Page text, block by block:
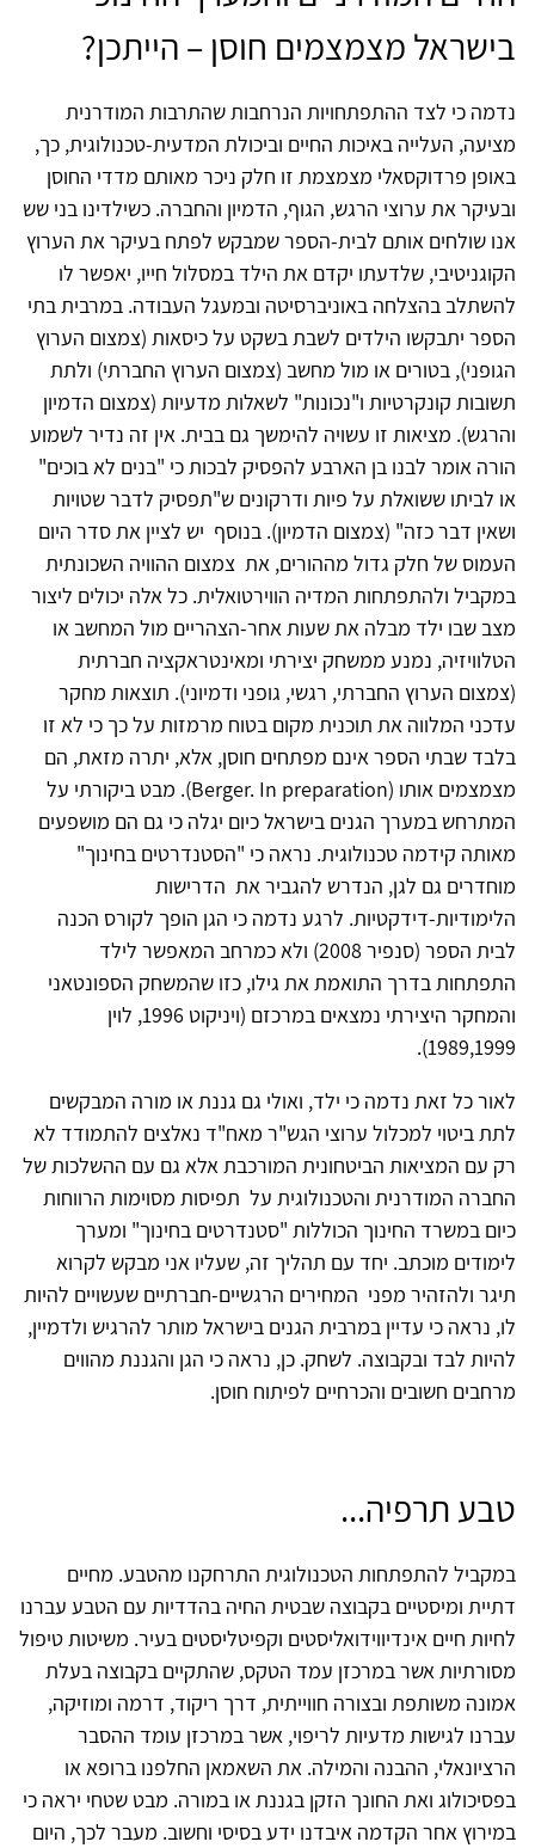
בישראל מצמצמים חוסן – הייתכן?
נדמה כי לצד ההתפתחויות הנרחבות שהתרבות המודרנית
מציעה, העלייה באיכות החיים וביכולת המדעית-טכנולוגית, כך,
באופן פרדוקסאלי מצמצמת זו חלק ניכר מאותם מדדי החוסן
ובעיקר את ערוצי הרגש, הגוף, הדמיון והחברה. כשילדינו בני שש
אנו שולחים אותם לבית-הספר שמבקש לפתח בעיקר את הערוץ
הקוגניטיבי, שלדעתו יקדם את הילד במסלול חייו, יאפשר לו
להשתלב בהצלחה באוניברסיטה ובמעגל העבודה. במרבית בתי
הספר יתבקשו הילדים לשבת בשקט על כיסאות (צמצום הערוץ
הגופני), בטורים או מול מחשב (צמצום הערוץ החברתי) ולתת
תשובות קונקרטיות ו"נכונות" לשאלות מדעיות (צמצום הדמיון
והרגש). מציאות זו עשויה להימשך גם בבית. אין זה נדיר לשמוע
הורה אומר לבנו בן הארבע להפסיק לבכות כי "בנים לא בוכים"
או לביתו ששואלת על פיות ודרקונים ש"תפסיק לדבר שטויות
ושאין דבר כזה" (צמצום הדמיון). בנוסף יש לציין את סדר היום
העמוס של חלק גדול מההורים, את צמצום ההוויה השכונתית
במקביל ולהתפתחות המדיה הווירטואלית. כל אלה יכולים ליצור
מצב שבו ילד מבלה את שעות אחר-הצהריים מול המחשב או
הטלוויזיה, נמנע ממשחק יצירתי ומאינטראקציה חברתית
(צמצום הערוץ החברתי, רגשי, גופני ודמיוני). תוצאות מחקר
עדכני המלווה את תוכנית מקום בטוח מרמזות על כך כי לא זו
בלבד שבתי הספר אינם מפתחים חוסן, אלא, יתרה מזאת, הם
מצמצמים אותו (Berger. In preparation). מבט ביקורתי על
המתרחש במערך הגנים בישראל כיום יגלה כי גם הם מושפעים
מאותה קידמה טכנולוגית. נראה כי "הסטנדרטים בחינוך"
מוחדרים גם לגן, הנדרש להגביר את הדרישות
הלימודיות-דידקטיות. לרגע נדמה כי הגן הופך לקורס הכנה
לבית הספר (סנפיר 2008) ולא כמרחב המאפשר לילד
התפתחות בדרך התואמת את גילו, כזו שהמשחק הספונטאני
והמחקר היצירתי נמצאים במרכזם (ויניקוט 1996, לוין
1989,1999).
לאור כל זאת נדמה כי ילד, ואולי גם גננת או מורה המבקשים
לתת ביטוי למכלול ערוצי הגש"ר מאח"ד נאלצים להתמודד לא
רק עם המציאות הביטחונית המורכבת אלא גם עם ההשלכות של
החברה המודרנית והטכנולוגית על תפיסות מסוימות הרווחות
כיום במשרד החינוך הכוללות "סטנדרטים בחינוך" ומערך
לימודים מוכתב. יחד עם תהליך זה, שעליו אני מבקש לקרוא
תיגר ולהזהיר מפני המחירים הרגשיים-חברתיים שעשויים להיות
לו, נראה כי עדיין במרבית הגנים בישראל מותר להרגיש ולדמיין,
להיות לבד ובקבוצה. לשחק. כן, נראה כי הגן והגננת מהווים
מרחבים חשובים והכרחיים לפיתוח חוסן.
טבע תרפיה...
במקביל להתפתחות הטכנולוגית התרחקנו מהטבע. מחיים
דתיית ומיסטיים בקבוצה שבטית החיה בהדדיות עם הטבע עברנו
לחיות חיים אינדיווידואליסטים וקפיטליסטים בעיר. משיטות טיפול
מסורתיות אשר במרכזן עמד הטקס, שהתקיים בקבוצה בעלת
אמונה משותפת ובצורה חווייתית, דרך ריקוד, דרמה ומוזיקה,
עברנו לגישות מדעיות לריפוי, אשר במרכזן עומד ההסבר
הרציונאלי, ההבנה והמילה. את השאמאן החלפנו ברופא או
בפסיכולוג ואת החונך הזקן בגננת או במורה. מבט שטחי יראה כי
במירוץ אחר הקדמה איבדנו ידע בסיסי וחשוב. מעבר לכך, היום